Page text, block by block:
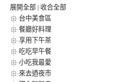
展開全部 | 收合全部
台中美食區
餐廳好料理
享用下午茶
吃吃早午餐
小吃我最愛
來去迺夜市